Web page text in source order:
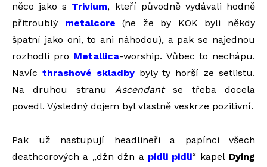
něco jako s Trivium, kteří původně vydávali hodně
přitroublý metalcore (ne že by KOK byli někdy
špatní jako oni, to ani náhodou), a pak se najednou
rozhodli pro Metallica-worship. Vůbec to nechápu.
Navíc thrashové skladbybyly ty horší ze setlistu.
Na druhou stranu Ascendantse třeba docela
povedl. Výsledný dojem byl vlastně veskrze pozitivní.
Pak už nastupují headlineři a papínci všech
deathcorových a „džn džn a pidli pidli“ kapel Dying